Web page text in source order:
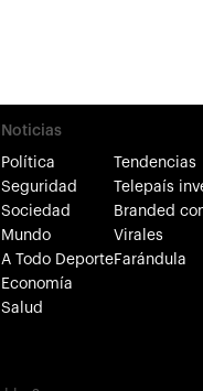
Noticias
Política
Seguridad
Sociedad
Mundo
A Todo Deporte
Economía
Salud
Tendencias
Telepaís
Branded
Virales
Farándula